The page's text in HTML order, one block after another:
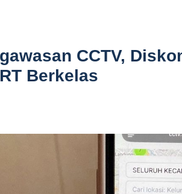
CCTV,
Berkelas